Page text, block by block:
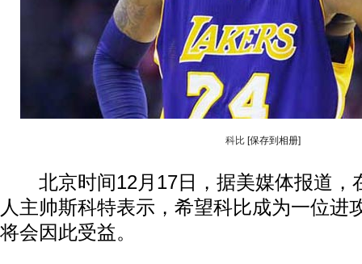
科比 [保存到相册]
北京时间12月17日，据美媒体报道，
人主帅斯科特表示，希望科比成为一位进
将会因此受益。